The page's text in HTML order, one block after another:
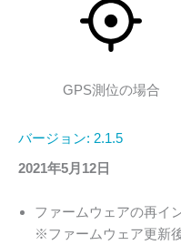
GPS測位の場合
バージョン: 2.1.5
2021年5月12日
ファームウェアの再イ
※ファームウェア更新